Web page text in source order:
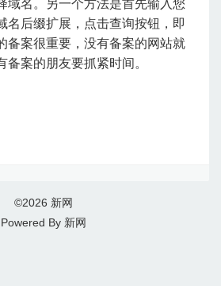
域名。另一个方法是首先输入您
名后缀扩展，点击查询按钮，即
备案很重要，没有备案的网站就
备案的朋友要抓紧时间。
©2026 新网
Powered By 新网